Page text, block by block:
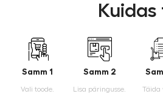
Samm 1
Vali toode.
Samm 2
Lisa päringusse. Täida